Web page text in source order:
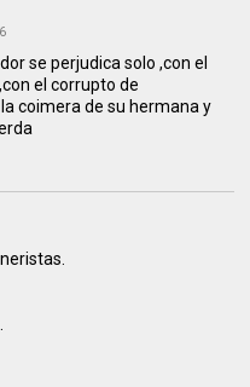
se perjudica solo ,con el
el corrupto de
coimera de su hermana y